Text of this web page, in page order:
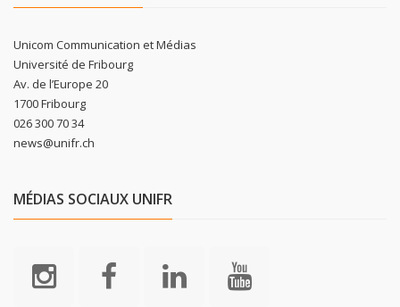
Unicom Communication et Médias
Université de Fribourg
Av. de l’Europe 20
1700 Fribourg
026 300 70 34
news@unifr.ch
MÉDIAS SOCIAUX UNIFR